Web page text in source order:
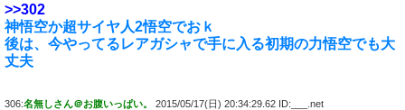
>>302
神悟空か超サイヤ人2悟空でおｋ
後は、今やってるレアガシャで手に入る初期の力悟空でも大
丈夫
306:名無しさん＠お腹いっぱい。 2015/05/17(日) 20:34:29.62 ID:___.net